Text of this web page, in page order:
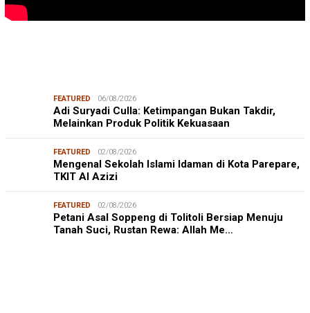
FEATURED 06/08/2026
Adi Suryadi Culla: Ketimpangan Bukan Takdir,
Melainkan Produk Politik Kekuasaan
FEATURED 02/08/2026
Mengenal Sekolah Islami Idaman di Kota Parepare,
TKIT Al Azizi
FEATURED 02/08/2026
Petani Asal Soppeng di Tolitoli Bersiap Menuju
Tanah Suci, Rustan Rewa: Allah Me…